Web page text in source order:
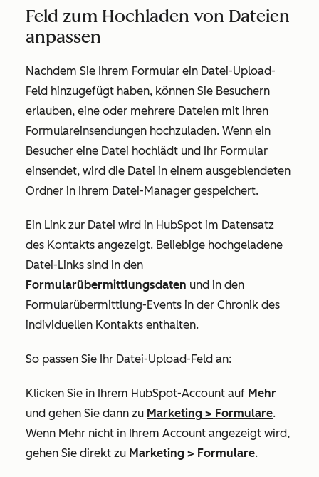
Feld zum Hochladen von Dateien
anpassen
Nachdem Sie Ihrem Formular ein Datei-Upload-
Feld hinzugefügt haben, können Sie Besuchern
erlauben, eine oder mehrere Dateien mit ihren
Formulareinsendungen hochzuladen. Wenn ein
Besucher eine Datei hochlädt und Ihr Formular
einsendet, wird die Datei in einem ausgeblendeten
Ordner in Ihrem Datei-Manager gespeichert.
Ein Link zur Datei wird in HubSpot im Datensatz
des Kontakts angezeigt. Beliebige hochgeladene
Datei-Links sind in den
Formularübermittlungsdaten und in den
Formularübermittlung-Events in der Chronik des
individuellen Kontakts enthalten.
So passen Sie Ihr Datei-Upload-Feld an:
Klicken Sie in Ihrem HubSpot-Account auf Mehr
und gehen Sie dann zu Marketing > Formulare.
Wenn Mehr nicht in Ihrem Account angezeigt wird,
gehen Sie direkt zu Marketing > Formulare.